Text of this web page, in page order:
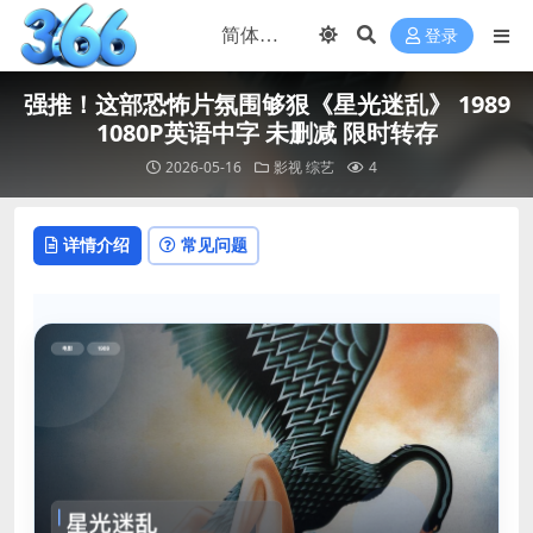
登录
强推！这部恐怖片氛围够狠《星光迷乱》 1989
1080P英语中字 未删减 限时转存
2026-05-16 影视综艺 4
详情介绍 常见问题